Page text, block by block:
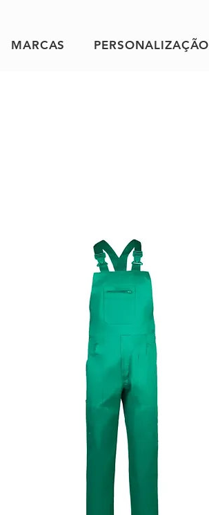
MARCAS PERSONALIZAÇÃO